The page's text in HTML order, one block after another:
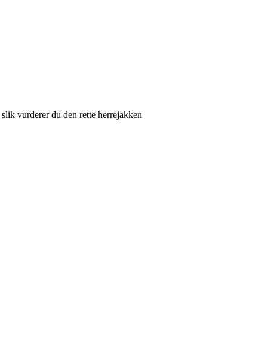
vurderer du den rette herrejakken